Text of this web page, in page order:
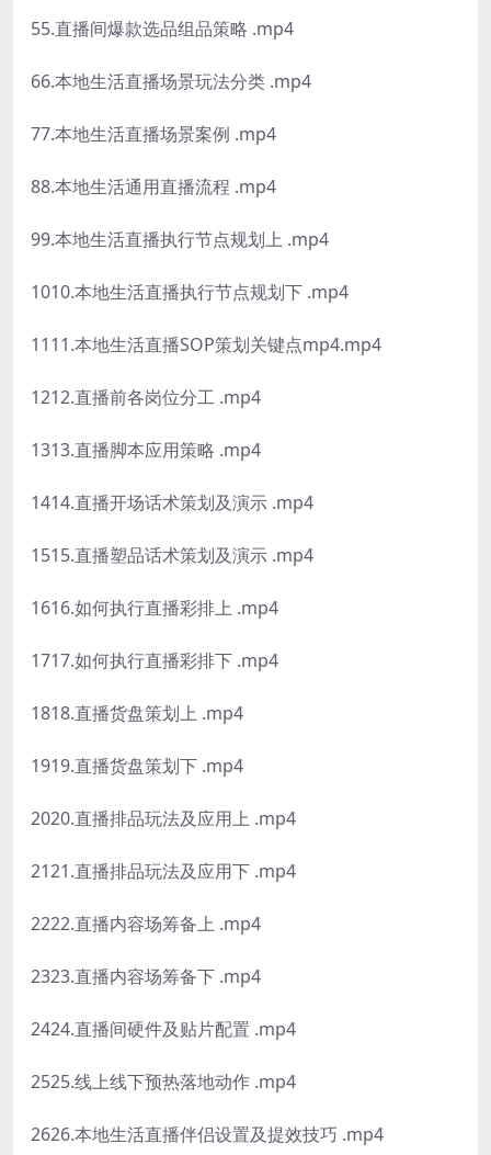
55.直播间爆款选品组品策略 .mp4
66.本地生活直播场景玩法分类 .mp4
77.本地生活直播场景案例 .mp4
88.本地生活通用直播流程 .mp4
99.本地生活直播执行节点规划上 .mp4
1010.本地生活直播执行节点规划下 .mp4
1111.本地生活直播SOP策划关键点mp4.mp4
1212.直播前各岗位分工 .mp4
1313.直播脚本应用策略 .mp4
1414.直播开场话术策划及演示 .mp4
1515.直播塑品话术策划及演示 .mp4
1616.如何执行直播彩排上 .mp4
1717.如何执行直播彩排下 .mp4
1818.直播货盘策划上 .mp4
1919.直播货盘策划下 .mp4
2020.直播排品玩法及应用上 .mp4
2121.直播排品玩法及应用下 .mp4
2222.直播内容场筹备上 .mp4
2323.直播内容场筹备下 .mp4
2424.直播间硬件及贴片配置 .mp4
2525.线上线下预热落地动作 .mp4
2626.本地生活直播伴侣设置及提效技巧 .mp4